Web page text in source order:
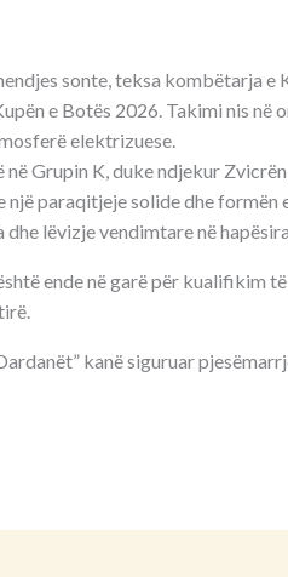
sonte, teksa kombëtarja e
e Botës 2026. Takimi nis në
elektrizuese.
Grupin K, duke ndjekur
një paraqitjeje solide dhe
lëvizje vendimtare në
ende në garë për kualifikim
kanë siguruar